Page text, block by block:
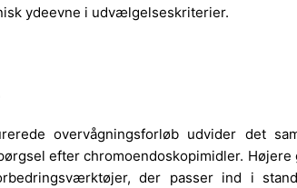
ydeevne i udvælgelseskriterier.
overvågningsforløb udvider det
efter chromoendoskopimidler. Højere
der passer ind i